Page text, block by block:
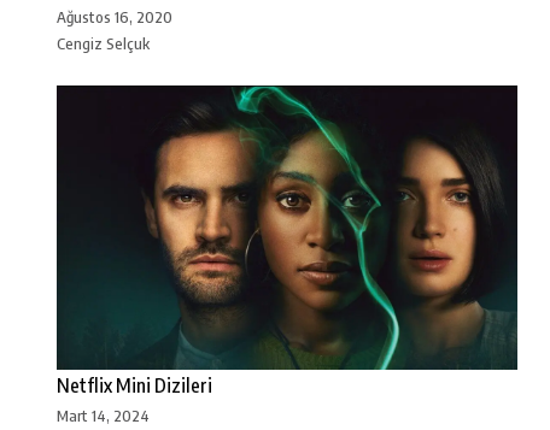
Ağustos 16, 2020
Cengiz Selçuk
Netflix Mini Dizileri
Mart 14, 2024